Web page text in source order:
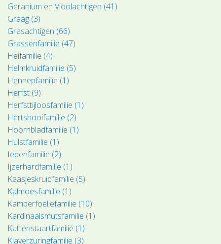
Geranium en Vioolachtigen (41)
Graag (3)
Grasachtigen (66)
Grassenfamilie (47)
Heifamilie (4)
Helmkruidfamilie (5)
Hennepfamilie (1)
Herfst (9)
Herfsttijloosfamilie (1)
Hertshooifamilie (2)
Hoornbladfamilie (1)
Hulstfamilie (1)
Iepenfamilie (2)
Ijzerhardfamilie (1)
Kaasjeskruidfamilie (5)
Kalmoesfamilie (1)
Kamperfoeliefamilie (10)
Kardinaalsmutsfamilie (1)
Kattenstaartfamilie (1)
Klaverzuringfamilie (3)